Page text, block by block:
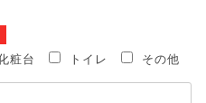
粧台 トイレ その他